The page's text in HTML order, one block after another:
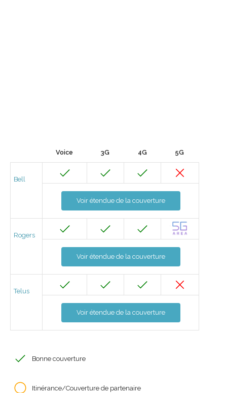
Voice 3G 4G 5G
Bell
Voir étendue de la couverture
Rogers
Voir étendue de la couverture
Telus
Voir étendue de la couverture
Bonne couverture
Itinérance/Couverture de partenaire